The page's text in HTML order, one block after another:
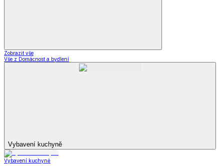
Zobrazit vše
Vše z Domácnost a bydlení
Vybavení kuchyně
Vybavení kuchyně